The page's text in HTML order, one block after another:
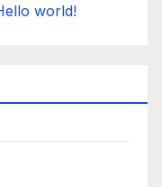
world!